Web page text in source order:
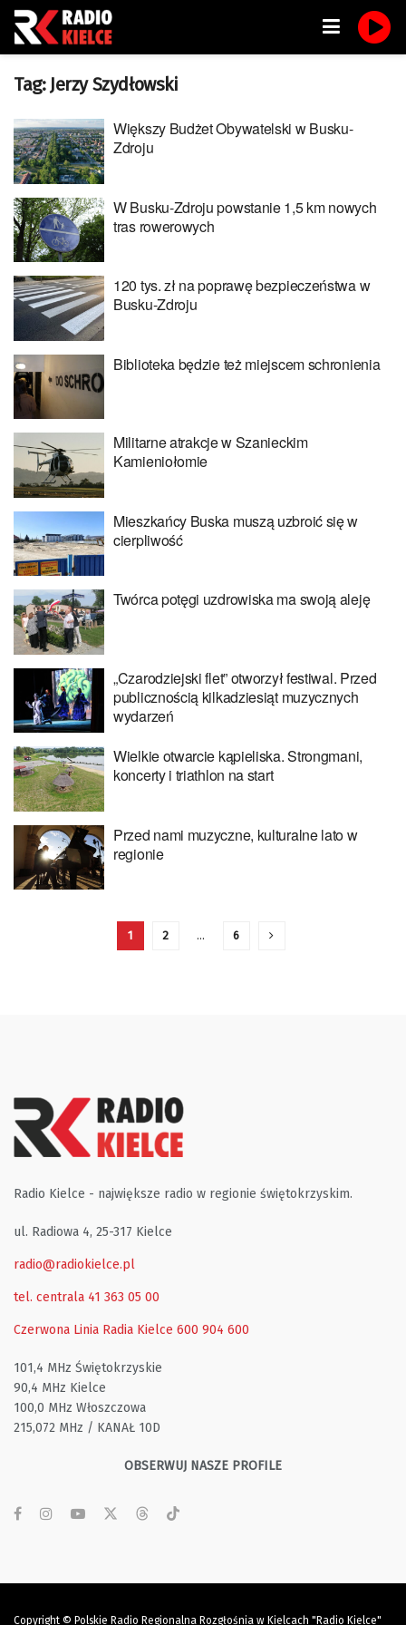
Tag: Jerzy Szydłowski
Większy Budżet Obywatelski w Busku-
Zdroju
W Busku-Zdroju powstanie 1,5 km nowych
tras rowerowych
120 tys. zł na poprawę bezpieczeństwa w
Busku-Zdroju
Biblioteka będzie też miejscem schronienia
Militarne atrakcje w Szanieckim
Kamieniołomie
Mieszkańcy Buska muszą uzbroić się w
cierpliwość
Twórca potęgi uzdrowiska ma swoją aleję
„Czarodziejski flet” otworzył festiwal. Przed
publicznością kilkadziesiąt muzycznych
wydarzeń
Wielkie otwarcie kąpieliska. Strongmani,
koncerty i triathlon na start
Przed nami muzyczne, kulturalne lato w
regionie
1 2 … 6
Radio Kielce - największe radio w regionie świętokrzyskim.
ul. Radiowa 4, 25-317 Kielce
radio@radiokielce.pl
tel. centrala 41 363 05 00
Czerwona Linia Radia Kielce 600 904 600
101,4 MHz Świętokrzyskie
90,4 MHz Kielce
100,0 MHz Włoszczowa
215,072 MHz / KANAŁ 10D
OBSERWUJ NASZE PROFILE
Copyright © Polskie Radio Regionalna Rozgłośnia w Kielcach "Radio Kielce"